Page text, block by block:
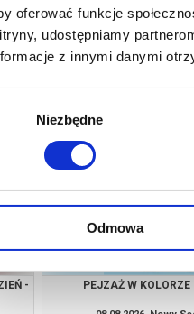
oferować funkcje
udostępniamy
z innymi danymi
Niezbędne
Odmowa
|
PSI PATROL I
-
PEJZAŻ W KOLORZE